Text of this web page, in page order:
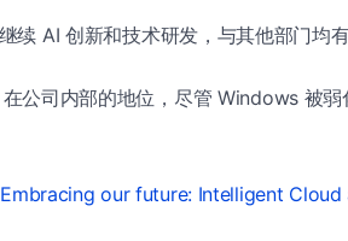
AI 创新和技术研发，与其他部门均有
公司内部的地位，尽管 Windows 被
our future: Intelligent Cloud